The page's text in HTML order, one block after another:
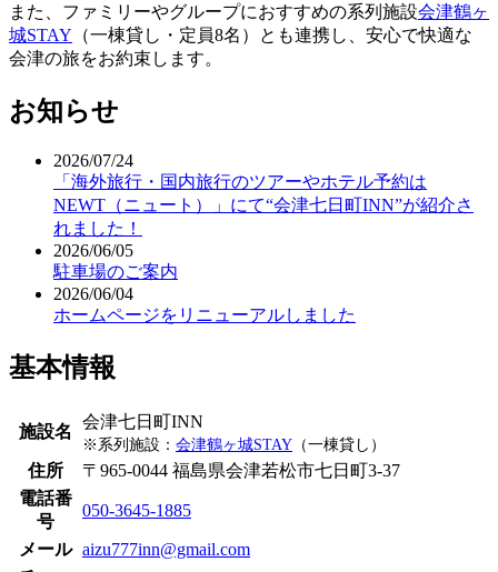
また、ファミリーやグループにおすすめの系列施設会津鶴ヶ
城STAY （一棟貸し・定員8名）とも連携し、安心で快適な
会津の旅をお約束します。
お知らせ
2026/07/24
「海外旅行・国内旅行のツアーやホテル予約は
NEWT（ニュート）」にて“会津七日町INN”が紹介さ
れました！
2026/06/05
駐車場のご案内
2026/06/04
ホームページをリニューアルしました
基本情報
施設名
会津七日町INN
※系列施設： 会津鶴ヶ城STAY （一棟貸し）
住所
〒965-0044 福島県会津若松市七日町3-37
電話番
号
050-3645-1885
メール aizu777inn@gmail.com